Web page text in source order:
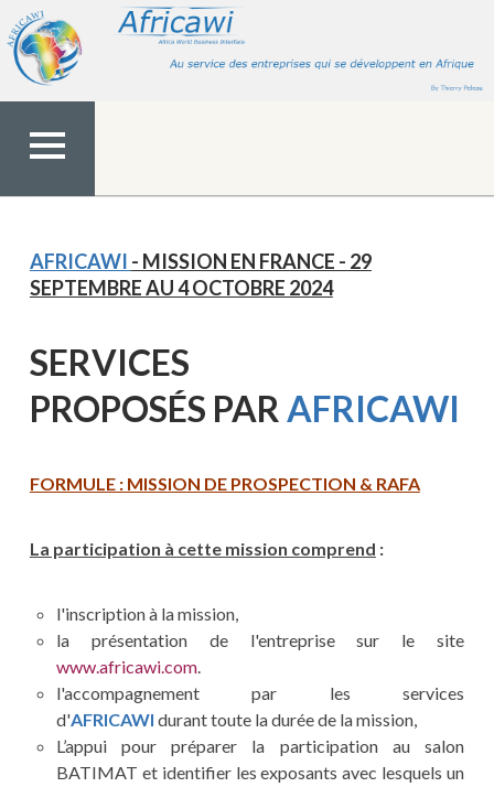
contenu
MENU
AFRICAWI - MISSION EN FRANCE - 29
SEPTEMBRE AU 4 OCTOBRE 2024
SERVICES
PROPOSÉS PARAFRICAWI
FORMULE : MISSION DE PROSPECTION & RAFA
La participation à cette mission comprend :
l'inscription à la mission,
la présentation de l'entreprise sur le site
www.africawi.com.
l'accompagnement par les services
d'AFRICAWI durant toute la durée de la mission,
L’appui pour préparer la participation au salon
BATIMAT et identifier les exposants avec lesquels un